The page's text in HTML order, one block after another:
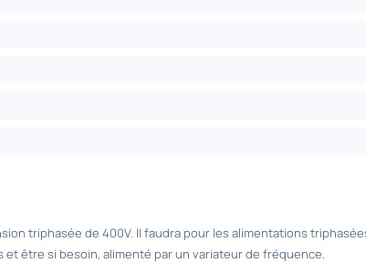
triphasée de 400V. Il faudra pour les alimentations
être si besoin, alimenté par un variateur de fréquence.